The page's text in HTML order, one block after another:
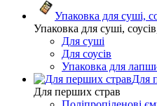
Упаковка для суші,
Упаковка для суші,
Для суші
Для соусів
Упаковка для
Для
Для перших страв